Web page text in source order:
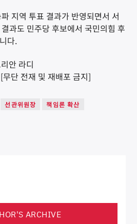
지역 투표 결과가 반영되면서 서
과도 민주당 후보에서 국민의힘 후
다.
안 라디
[무단 전재 및 재배포 금지]
선관위원장
책임론 확산
ARCHIVE